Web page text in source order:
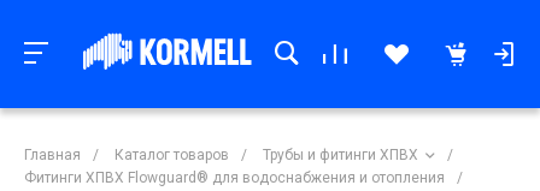
Главная / Каталог товаров / Трубы и фитинги ХПВХ
/
Фитинги ХПВХ Flowguard® для водоснабжения и отопления
/